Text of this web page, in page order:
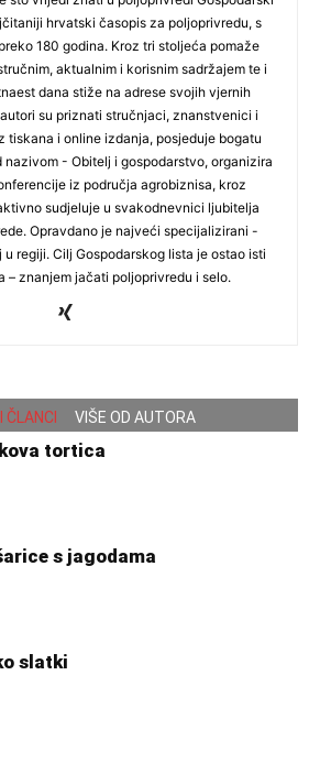
hrvatski časopis za poljoprivredu, s
180 godina. Kroz tri stoljeća pomaže
aktualnim i korisnim sadržajem te i
dana stiže na adrese svojih vjernih
su priznati stručnjaci, znanstvenici i
tiskana i online izdanja, posjeduje bogatu
- Obitelj i gospodarstvo, organizira
iz područja agrobiznisa, kroz
sudjeluje u svakodnevnici ljubitelja
Opravdano je najveći specijalizirani -
regiji. Cilj Gospodarskog lista je ostao isti
– znanjem jačati poljoprivredu i selo.
ČLANCI VIŠE OD AUTORA
tortica
s jagodama
slatki